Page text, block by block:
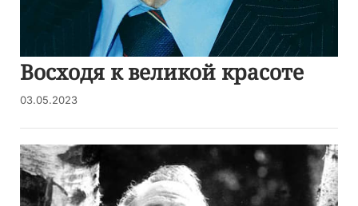
Восходя к великой красоте
03.05.2023